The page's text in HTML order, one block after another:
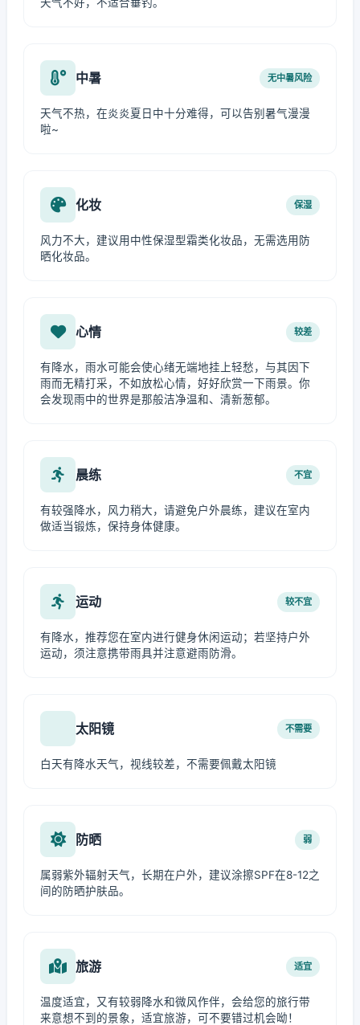
中暑 无中暑风险
天气不热，在炎炎夏日中十分难得，可以告别暑气漫漫
啦~
化妆 保湿
风力不大，建议用中性保湿型霜类化妆品，无需选用防
晒化妆品。
心情 较差
有降水，雨水可能会使心绪无端地挂上轻愁，与其因下
雨而无精打采，不如放松心情，好好欣赏一下雨景。你
会发现雨中的世界是那般洁净温和、清新葱郁。
晨练 不宜
有较强降水，风力稍大，请避免户外晨练，建议在室内
做适当锻炼，保持身体健康。
运动 较不宜
有降水，推荐您在室内进行健身休闲运动；若坚持户外
运动，须注意携带雨具并注意避雨防滑。
太阳镜 不需要
白天有降水天气，视线较差，不需要佩戴太阳镜
防晒 弱
属弱紫外辐射天气，长期在户外，建议涂擦SPF在8-12之
间的防晒护肤品。
旅游 适宜
温度适宜，又有较弱降水和微风作伴，会给您的旅行带
来意想不到的景象，适宜旅游，可不要错过机会呦！